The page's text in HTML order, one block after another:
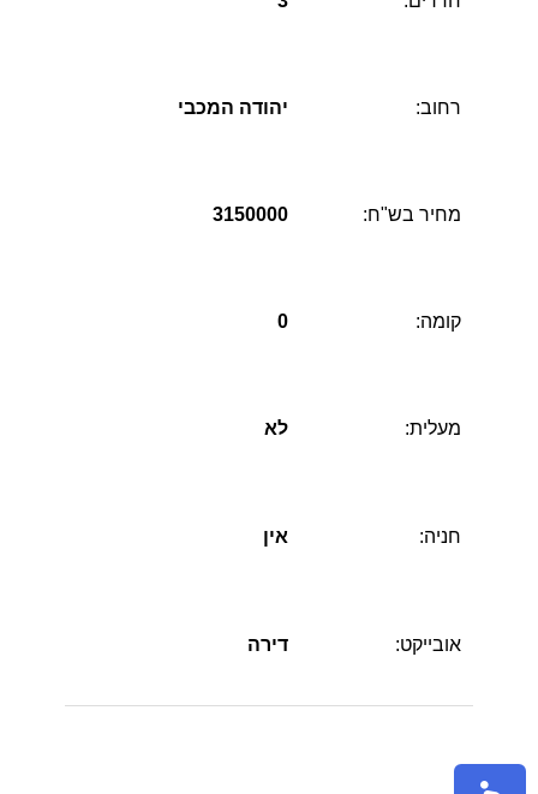
רחוב: יהודה המכבי
מחיר בש"ח: 3150000
קומה: 0
מעלית: לא
חניה: אין
אובייקט: דירה